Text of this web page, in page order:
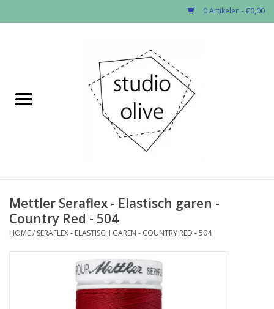
0 Artikelen - €0,00
✂︎Nieuw
Fournituren
Patronen
Mettler Seraflex - Elastisch garen -
Country Red - 504
HOME/ SERAFLEX - ELASTISCH GAREN - COUNTRY RED - 504